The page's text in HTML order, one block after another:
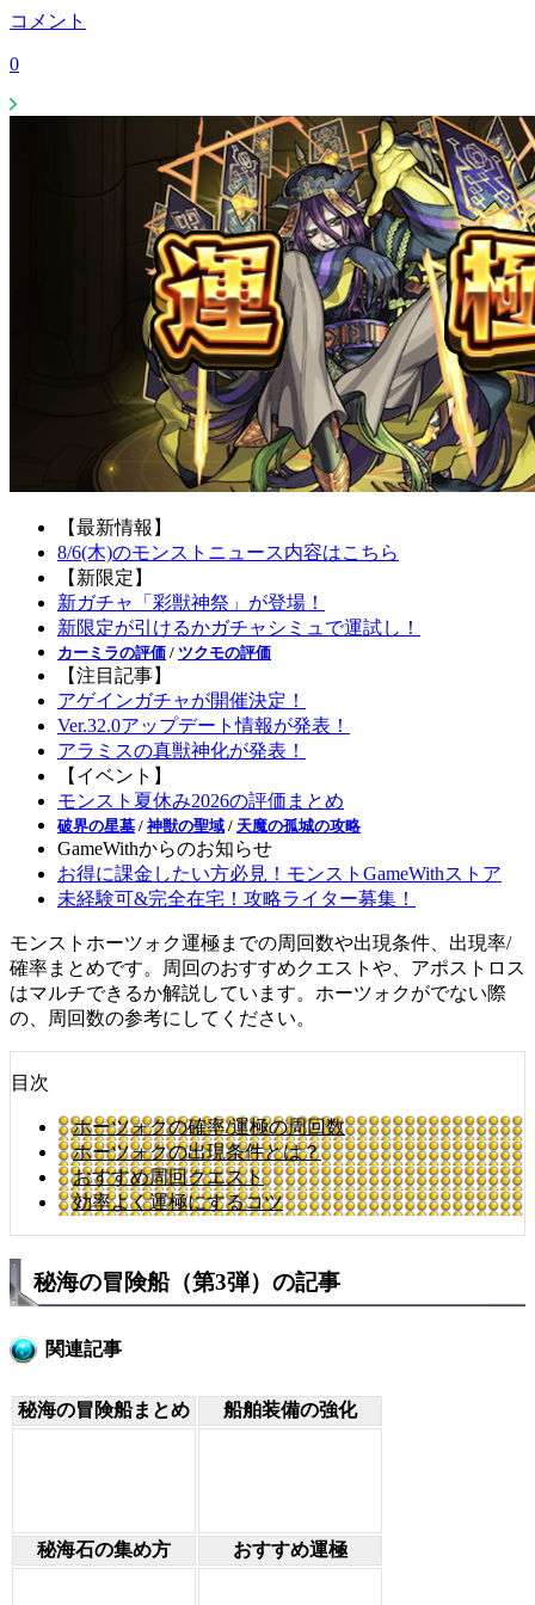
コメント
0
【最新情報】
8/6(木)のモンストニュース内容はこちら
【新限定】
新ガチャ「彩獣神祭」が登場！
新限定が引けるかガチャシミュで運試し！
カーミラの評価 / ツクモの評価
【注目記事】
アゲインガチャが開催決定！
Ver.32.0アップデート情報が発表！
アラミスの真獣神化が発表！
【イベント】
モンスト夏休み2026の評価まとめ
破界の星墓 / 神獣の聖域 / 天魔の孤城の攻略
GameWithからのお知らせ
お得に課金したい方必見！モンストGameWithストア
未経験可&完全在宅！攻略ライター募集！
モンストホーツォク運極までの周回数や出現条件、出現率/
確率まとめです。周回のおすすめクエストや、アポストロス
はマルチできるか解説しています。ホーツォクがでない際
の、周回数の参考にしてください。
目次
ホーツォクの確率/運極の周回数
ホーツォクの出現条件とは？
おすすめ周回クエスト
効率よく運極にするコツ
秘海の冒険船（第3弾）の記事
関連記事
秘海の冒険船まとめ 船舶装備の強化
秘海石の集め方 おすすめ運極